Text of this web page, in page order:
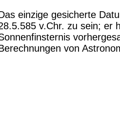
einzige gesicherte
v.Chr. zu sein; er
von